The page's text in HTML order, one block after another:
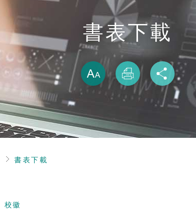
書表下載
放大
列印 分享
首頁書表下載
校徽